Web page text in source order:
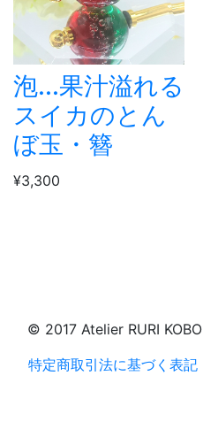
泡...果汁溢れる
スイカのとん
ぼ玉・簪
¥3,300
© 2017 Atelier RURI KOBO
特定商取引法に基づく表記